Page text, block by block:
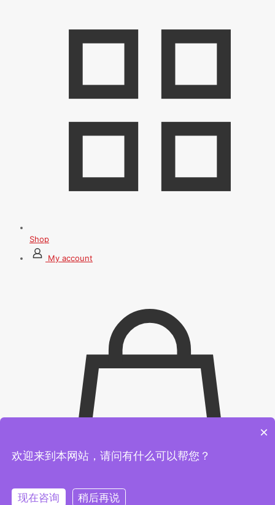
Shop
My account
×
欢迎来到本网站，请问有什么可以帮您？
现在咨询 稍后再说